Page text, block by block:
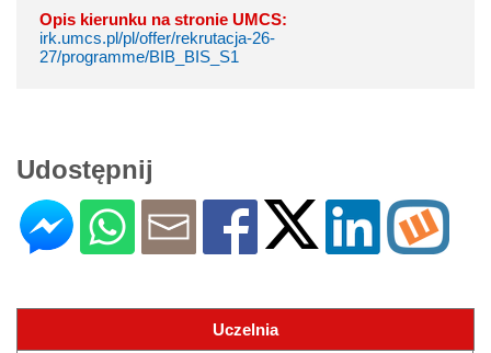
Opis kierunku na stronie UMCS:
irk.umcs.pl/pl/offer/rekrutacja-26-
27/programme/BIB_BIS_S1
Udostępnij
Uczelnia